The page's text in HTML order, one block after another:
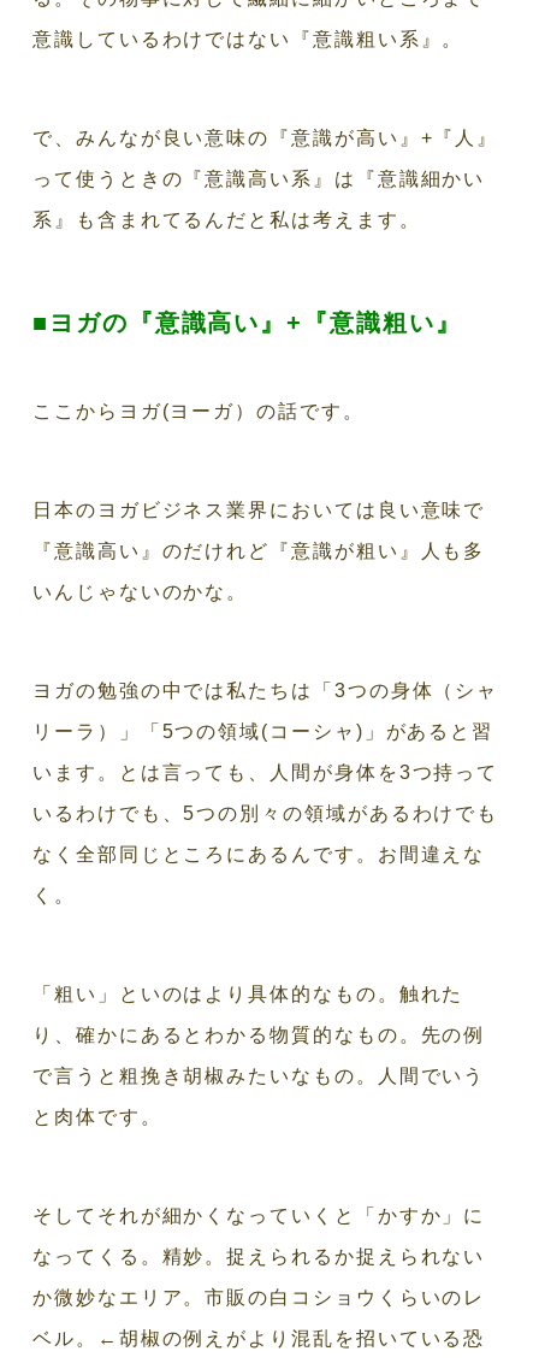
意識しているわけではない『意識粗い系』。
で、みんなが良い意味の『意識が高い』+『人』
って使うときの『意識高い系』は『意識細かい
系』も含まれてるんだと私は考えます。
■ヨガの『意識高い』+『意識粗い』
ここからヨガ(ヨーガ）の話です。
日本のヨガビジネス業界においては良い意味で
『意識高い』のだけれど『意識が粗い』人も多
いんじゃないのかな。
ヨガの勉強の中では私たちは「3つの身体（シャ
リーラ）」「5つの領域(コーシャ)」があると習
います。とは言っても、人間が身体を3つ持って
いるわけでも、5つの別々の領域があるわけでも
なく全部同じところにあるんです。お間違えな
く。
「粗い」といのはより具体的なもの。触れた
り、確かにあるとわかる物質的なもの。先の例
で言うと粗挽き胡椒みたいなもの。人間でいう
と肉体です。
そしてそれが細かくなっていくと「かすか」に
なってくる。精妙。捉えられるか捉えられない
か微妙なエリア。市販の白コショウくらいのレ
ベル。←胡椒の例えがより混乱を招いている恐